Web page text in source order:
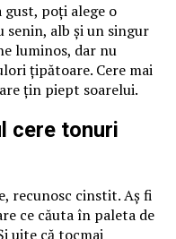
gust, poți alege o
senin, alb și un singur
luminos, dar nu
țipătoare. Cere mai
țin piept soarelui.
cere tonuri
recunosc cinstit. Aș fi
ce căuta în paleta de
uite că tocmai